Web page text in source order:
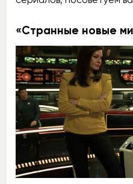
«Странные новые